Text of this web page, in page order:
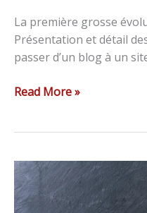
La première grosse
Présentation et détail
passer d’un blog à un
Read More »
Les
20
meilleurs